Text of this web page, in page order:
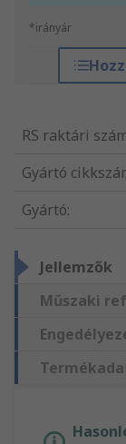
*irányár
RS raktári
Gyártó
Gyártó:
Jellemzők
Műszaki